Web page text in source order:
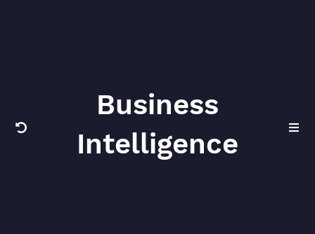
Business
Intelligence